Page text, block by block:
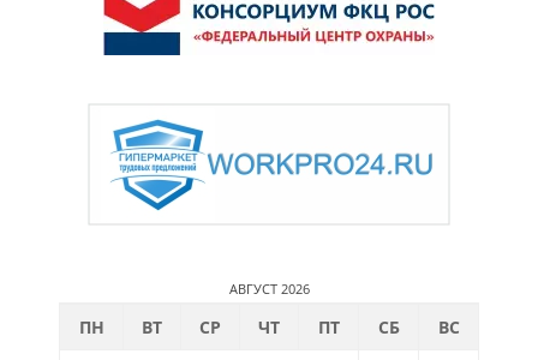
АВГУСТ 2026
ПН ВТ СР ЧТ ПТ СБ
ВС